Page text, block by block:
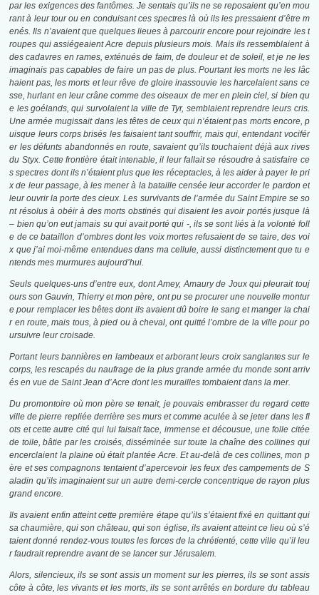
par les exigences des fantômes. Je sentais qu’ils ne se reposaient qu’en mou
rant à leur tour ou en conduisant ces spectres là où ils les pressaient d’être m
enés. Ils n’avaient que quelques lieues à parcourir encore pour rejoindre les t
roupes qui assiégeaient Acre depuis plusieurs mois. Mais ils ressemblaient à
des cadavres en rames, exténués de faim, de douleur et de soleil, et je ne les
imaginais pas capables de faire un pas de plus. Pourtant les morts ne les lâc
haient pas, les morts et leur rêve de gloire inassouvie les harcelaient sans ce
sse, hurlant en leur crâne comme des oiseaux de mer en plein ciel, si bien qu
e les goélands, qui survolaient la ville de Tyr, semblaient reprendre leurs cris.
Une armée mugissait dans les têtes de ceux qui n’étaient pas morts encore, p
uisque leurs corps brisés les faisaient tant souffrir, mais qui, entendant vocifér
er les défunts abandonnés en route, savaient qu’ils touchaient déjà aux rives
du Styx. Cette frontière était intenable, il leur fallait se résoudre à satisfaire ce
s spectres dont ils n’étaient plus que les réceptacles, à les aider à payer le pri
x de leur passage, à les mener à la bataille censée leur accorder le pardon et
leur ouvrir la porte des cieux. Les survivants de l’armée du Saint Empire se so
nt résolus à obéir à des morts obstinés qui disaient les avoir portés jusque là
– bien qu’on eut jamais su qui avait porté qui -, ils se sont liés à la volonté foll
e de ce bataillon d’ombres dont les voix mortes refusaient de se taire, des voi
x que j’ai moi-même entendues dans ma cellule, aussi distinctement que tu e
ntends mes murmures aujourd’hui.
Seuls quelques-uns d’entre eux, dont Amey, Amaury de Joux qui pleurait touj
ours son Gauvin, Thierry et mon père, ont pu se procurer une nouvelle montur
e pour remplacer les bêtes dont ils avaient dû boire le sang et manger la chai
r en route, mais tous, à pied ou à cheval, ont quitté l’ombre de la ville pour po
ursuivre leur croisade.
Portant leurs bannières en lambeaux et arborant leurs croix sanglantes sur le
corps, les rescapés du naufrage de la plus grande armée du monde sont arriv
és en vue de Saint Jean d’Acre dont les murailles tombaient dans la mer.
Du promontoire où mon père se tenait, je pouvais embrasser du regard cette
ville de pierre repliée derrière ses murs et comme aculée à se jeter dans les fl
ots et cette autre cité qui lui faisait face, immense et décousue, une folle citée
de toile, bâtie par les croisés, disséminée sur toute la chaîne des collines qui
encerclaient la plaine où était plantée Acre. Et au-delà de ces collines, mon p
ère et ses compagnons tentaient d’apercevoir les feux des campements de S
aladin qu’ils imaginaient sur un autre demi-cercle concentrique de rayon plus
grand encore.
Ils avaient enfin atteint cette première étape qu’ils s’étaient fixé en quittant qui
sa chaumière, qui son château, qui son église, ils avaient atteint ce lieu où s’é
taient donné rendez-vous toutes les forces de la chrétienté, cette ville qu’il leu
r faudrait reprendre avant de se lancer sur Jérusalem.
Alors, silencieux, ils se sont assis un moment sur les pierres, ils se sont assis
côte à côte, les vivants et les morts, ils se sont arrêtés en bordure du tableau